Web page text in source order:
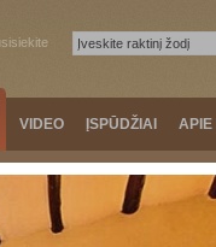
VIDEO ĮSPŪDŽIAI APIE